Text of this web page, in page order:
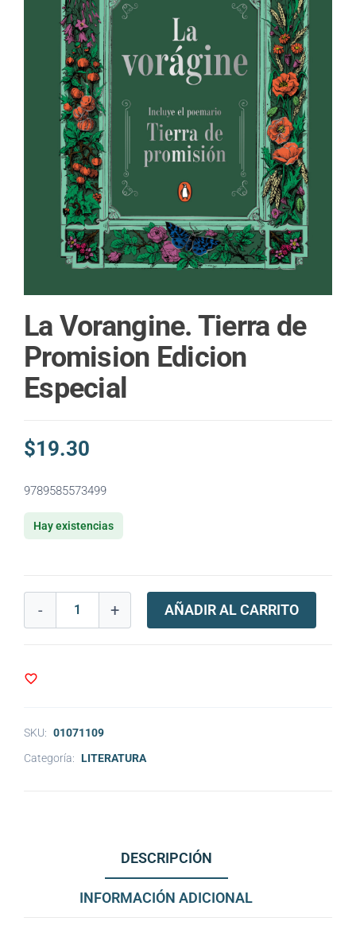
La Vorangine. Tierra de
Promision Edicion
Especial
$19.30
9789585573499
Hay existencias
- + AÑADIR AL CARRITO
SKU: 01071109
Categoría: LITERATURA
DESCRIPCIÓN
INFORMACIÓN ADICIONAL